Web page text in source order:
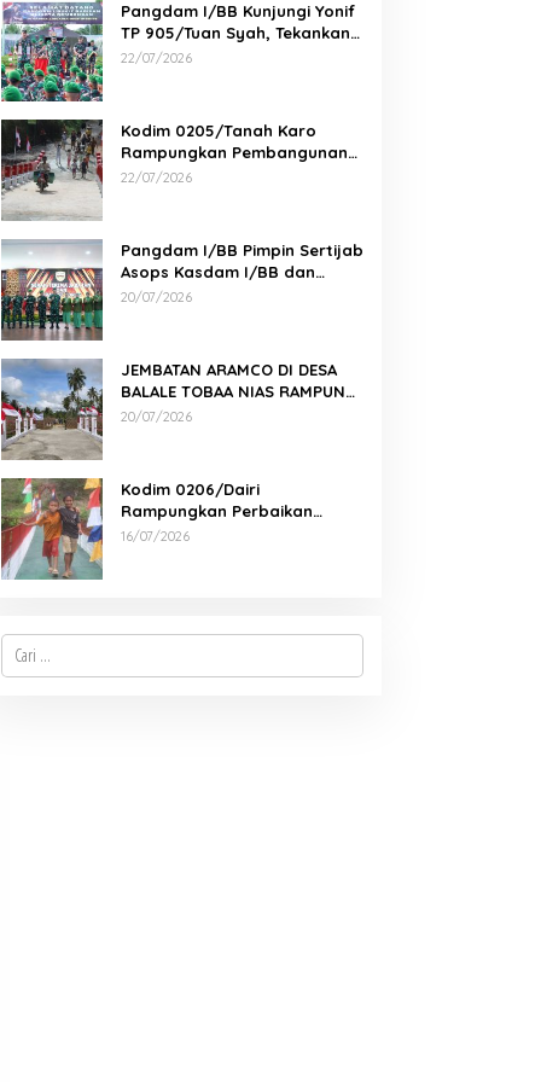
Pangdam I/BB Kunjungi Yonif
TP 905/Tuan Syah, Tekankan
Profesionalisme dan
22/07/2026
Kodim 0205/Tanah Karo
Rampungkan Pembangunan
Jembatan Beton di Desa
22/07/2026
Pangdam I/BB Pimpin Sertijab
Asops Kasdam I/BB dan
Danyonarmed 2/KS serta
20/07/2026
JEMBATAN ARAMCO DI DESA
BALALE TOBAA NIAS RAMPUNG,
AKSES WARGA SEMAKIN MUDAH
20/07/2026
Kodim 0206/Dairi
Rampungkan Perbaikan
Jembatan Gantung Perintis 2
16/07/2026
Cari
untuk: